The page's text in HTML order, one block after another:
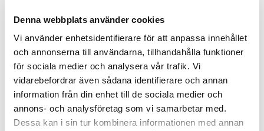
Denna webbplats använder cookies
Vi använder enhetsidentifierare för att anpassa innehållet
och annonserna till användarna, tillhandahålla funktioner
för sociala medier och analysera vår trafik. Vi
vidarebefordrar även sådana identifierare och annan
information från din enhet till de sociala medier och
annons- och analysföretag som vi samarbetar med.
Dessa kan i sin tur kombinera informationen med annan